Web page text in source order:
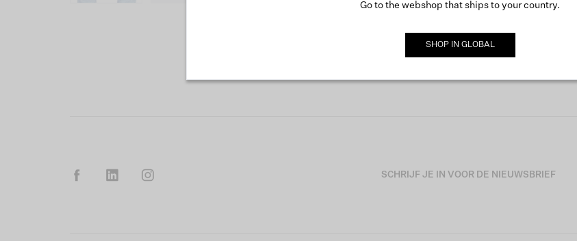
SCHRIJF JE IN VOOR DE NIEUWSBRIEF
Go to the webshop that ships to your country.
SHOP IN GLOBAL